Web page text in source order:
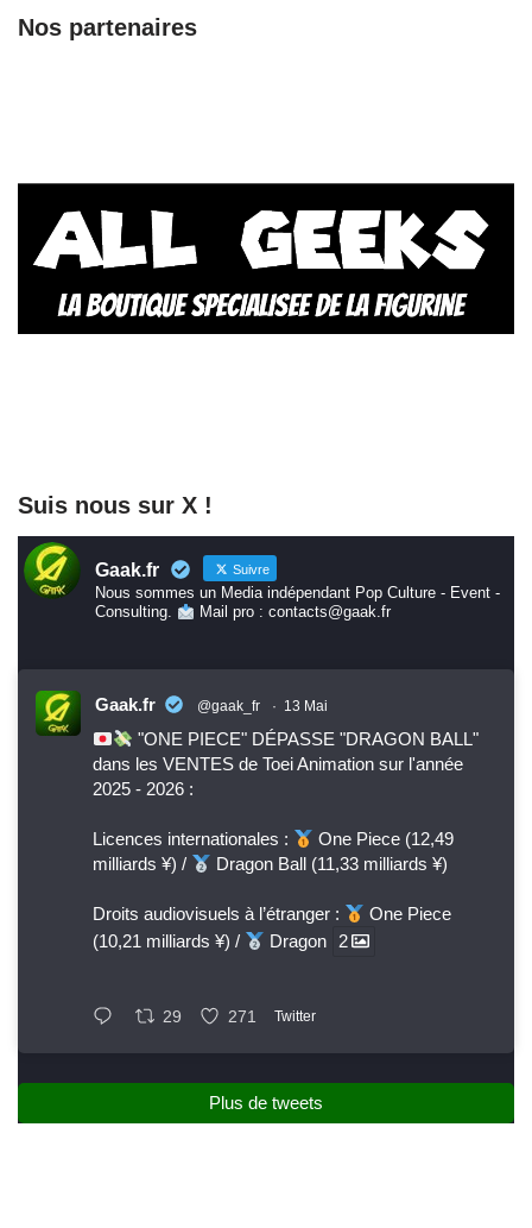
Nos partenaires
Suis nous sur X !
Gaak.fr Suivre
Nous sommes un Media indépendant Pop Culture - Event -
Consulting.
Mail pro : contacts@gaak.fr
Gaak.fr @gaak_fr · 13 Mai
"ONE PIECE" DÉPASSE "DRAGON BALL"
dans les VENTES de Toei Animation sur l'année
2025 - 2026 :
Licences internationales :
One Piece (12,49
milliards ¥) /
Dragon Ball (11,33 milliards ¥)
Droits audiovisuels à l’étranger :
One Piece
(10,21 milliards ¥) /
Dragon 2
29 271 Twitter
Plus de tweets